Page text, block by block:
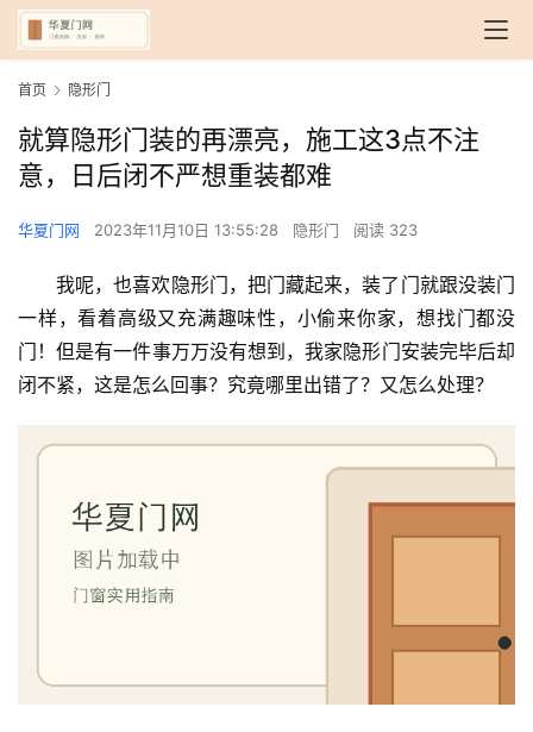
首页 隐形门
就算隐形门装的再漂亮，施工这3点不注
意，日后闭不严想重装都难
华夏门网 2023年11月10日 13:55:28 隐形门 阅读 323
我呢，也喜欢隐形门，把门藏起来，装了门就跟没装门
一样，看着高级又充满趣味性，小偷来你家，想找门都没
门！但是有一件事万万没有想到，我家隐形门安装完毕后却
闭不紧，这是怎么回事？究竟哪里出错了？又怎么处理？